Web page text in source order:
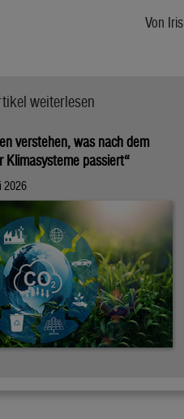
Von
weiterlesen
verstehen, was nach dem
Klimasysteme passiert“
2026